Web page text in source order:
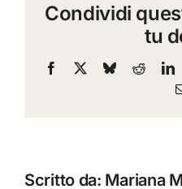
Condividi
tu
Facebook BlueskyReddit
Scritto da: Mariana